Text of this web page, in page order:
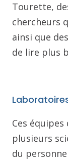
Tourette,
chercheurs
ainsi que
de lire plus
Ces
plusieurs
du